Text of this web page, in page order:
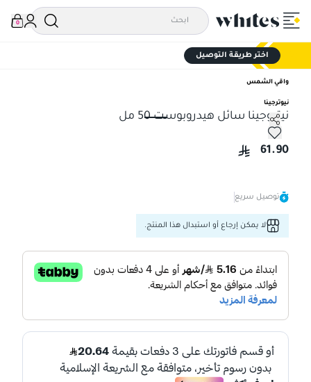
0
اختر طريقة التوصيل
واقي الشمس
نيوترجينا
نيتروجينا سائل هيدروبوست 50 مل
نيتروجينا سائل هيدروبوست 50 مل
61.90
توصيل سريع
لا يمكن إرجاع أو استبدال هذا المنتج.